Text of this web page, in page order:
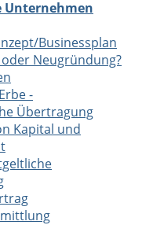
Unternehmen
Businessplan
Neugründung?
-
Übertragung
Kapital und